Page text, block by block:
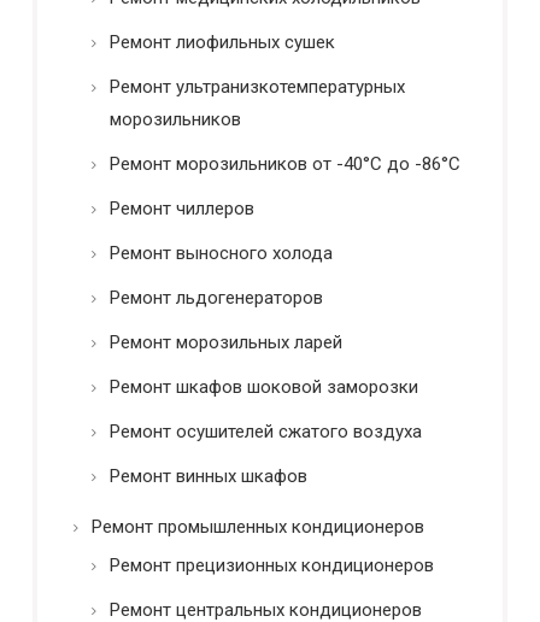
Ремонт лиофильных сушек
Ремонт ультранизкотемпературных
морозильников
Ремонт морозильников от -40°C до -86°C
Ремонт чиллеров
Ремонт выносного холода
Ремонт льдогенераторов
Ремонт морозильных ларей
Ремонт шкафов шоковой заморозки
Ремонт осушителей сжатого воздуха
Ремонт винных шкафов
Ремонт промышленных кондиционеров
Ремонт прецизионных кондиционеров
Ремонт центральных кондиционеров